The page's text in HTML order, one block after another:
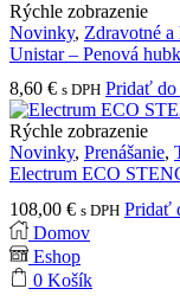
Rýchle zobrazenie
Novinky, Zdravotné
Unistar – Penová
8,60 € s DPH Pridať do
Rýchle zobrazenie
Novinky, Prenášanie,
Electrum ECO
108,00 € s DPH Pridať
Domov
Eshop
0 Košík